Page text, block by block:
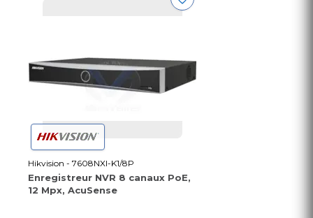
Hikvision - 7608NXI-K1/8P
Enregistreur NVR 8 canaux PoE,
12 Mpx, AcuSense